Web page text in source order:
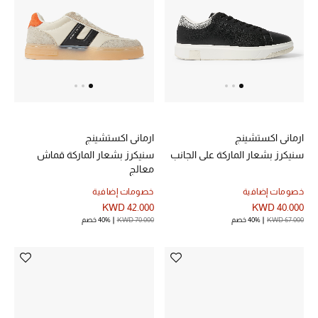
العناية الشخصية بالرجال
الأطفال
عرض جميع المنتجات
ارماني اكستشينج
سنيكرز بشعار الماركة على الجانب
خصومات إضافية
KWD 40.000
KWD 67.000 40% خصم
ارماني اكستشينج
سنيكرز بشعار الماركة قماش
معالج
خصومات إضافية
KWD 42.000
KWD 70.000 40% خصم